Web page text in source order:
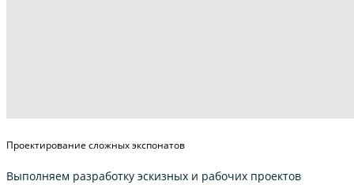
Проектирование сложных экспонатов
Выполняем разработку эскизных и рабочих проектов